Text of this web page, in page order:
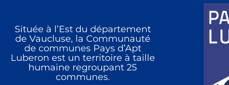
Située à l’Est du département
de Vaucluse, la Communauté
de communes Pays d’Apt
Luberon est un territoire à taille
humaine regroupant 25
communes.